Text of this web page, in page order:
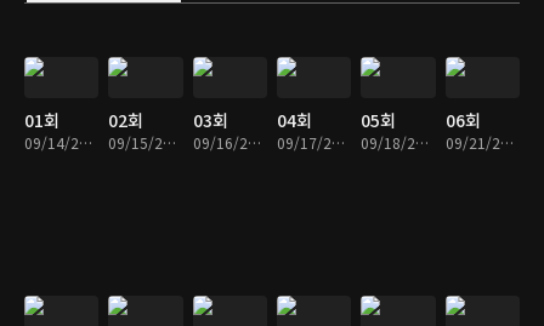
01회
09/14/2020 • 13분
02회
09/15/2020 • 14분
03회
09/16/2020 • 13분
04회
09/17/2020 • 13분
05회
09/18/2020 • 13분
06회
09/21/2020 • 13분